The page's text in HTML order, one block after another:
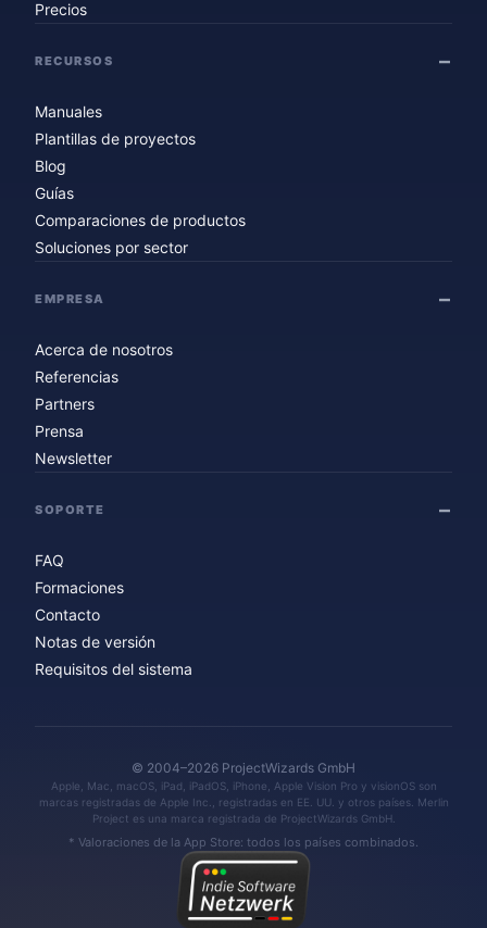
Precios
RECURSOS
Manuales
Plantillas de proyectos
Blog
Guías
Comparaciones de productos
Soluciones por sector
EMPRESA
Acerca de nosotros
Referencias
Partners
Prensa
Newsletter
SOPORTE
FAQ
Formaciones
Contacto
Notas de versión
Requisitos del sistema
© 2004–2026 ProjectWizards GmbH
Apple, Mac, macOS, iPad, iPadOS, iPhone, Apple Vision Pro y visionOS son
marcas registradas de Apple Inc., registradas en EE. UU. y otros países. Merlin
Project es una marca registrada de ProjectWizards GmbH.
* Valoraciones de la App Store: todos los países combinados.